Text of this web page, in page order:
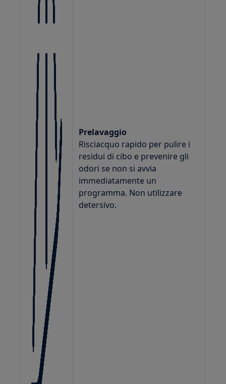
Prelavaggio
Risciacquo rapido per pulire i
residui di cibo e prevenire gli
odori se non si avvia
immediatamente un
programma. Non utilizzare
detersivo.